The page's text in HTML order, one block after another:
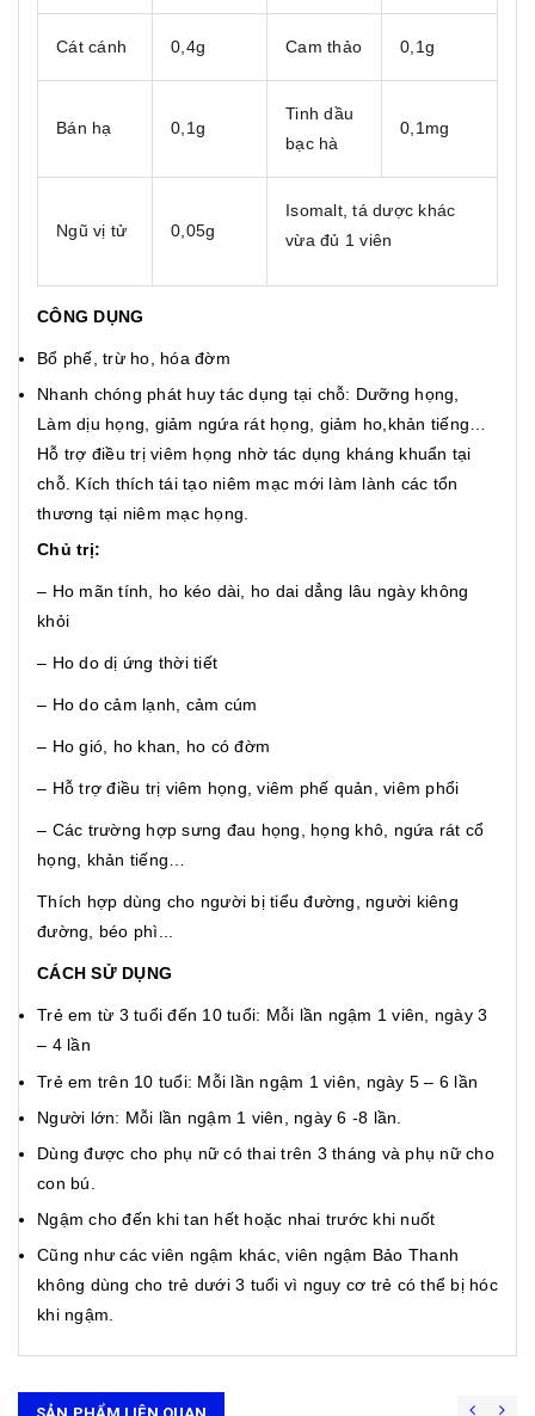
Cát cánh 0,4g Cam thảo 0,1g
Bán hạ 0,1g
Tinh dầu
bạc hà
0,1mg
Ngũ vị tử 0,05g
Isomalt, tá dược khác
vừa đủ 1 viên
CÔNG DỤNG
Bổ phế, trừ ho, hóa đờm
Nhanh chóng phát huy tác dụng tại chỗ: Dưỡng họng,
Làm dịu họng, giảm ngứa rát họng, giảm ho,khản tiếng…
Hỗ trợ điều trị viêm họng nhờ tác dụng kháng khuẩn tại
chỗ. Kích thích tái tạo niêm mạc mới làm lành các tổn
thương tại niêm mạc họng.
Chủ trị:
– Ho mãn tính, ho kéo dài, ho dai dẳng lâu ngày không
khỏi
– Ho do dị ứng thời tiết
– Ho do cảm lạnh, cảm cúm
– Ho gió, ho khan, ho có đờm
– Hỗ trợ điều trị viêm họng, viêm phế quản, viêm phổi
– Các trường hợp sưng đau họng, họng khô, ngứa rát cổ
họng, khản tiếng…
Thích hợp dùng cho người bị tiểu đường, người kiêng
đường, béo phì...
CÁCH SỬ DỤNG
Trẻ em từ 3 tuổi đến 10 tuổi: Mỗi lần ngậm 1 viên, ngày 3
– 4 lần
Trẻ em trên 10 tuổi: Mỗi lần ngậm 1 viên, ngày 5 – 6 lần
Người lớn: Mỗi lần ngậm 1 viên, ngày 6 -8 lần.
Dùng được cho phụ nữ có thai trên 3 tháng và phụ nữ cho
con bú.
Ngậm cho đến khi tan hết hoặc nhai trước khi nuốt
Cũng như các viên ngậm khác, viên ngậm Bảo Thanh
không dùng cho trẻ dưới 3 tuổi vì nguy cơ trẻ có thể bị hóc
khi ngậm.
SẢN PHẨM LIÊN QUAN